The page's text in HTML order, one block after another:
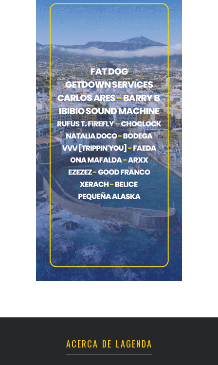
ACERCA DE LAGENDA